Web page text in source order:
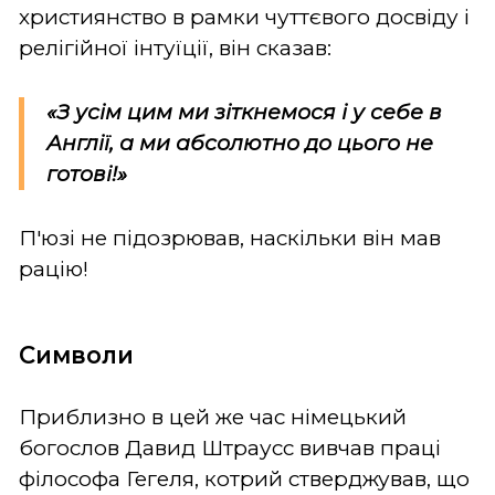
християнство в рамки чуттєвого досвіду і
релігійної інтуїції, він сказав:
«З усім цим ми зіткнемося і у себе в
Англії, а ми абсолютно до цього не
готові!»
П'юзі не підозрював, наскільки він мав
рацію!
Символи
Приблизно в цей же час німецький
богослов Давид Штраусс вивчав праці
філософа Гегеля, котрий стверджував, що